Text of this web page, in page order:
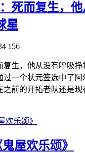
死而复生，
星
156
复生，他从没有呼吸挣
过一个状元签选中了
前的开拓者队还是现
屋欢乐颂》